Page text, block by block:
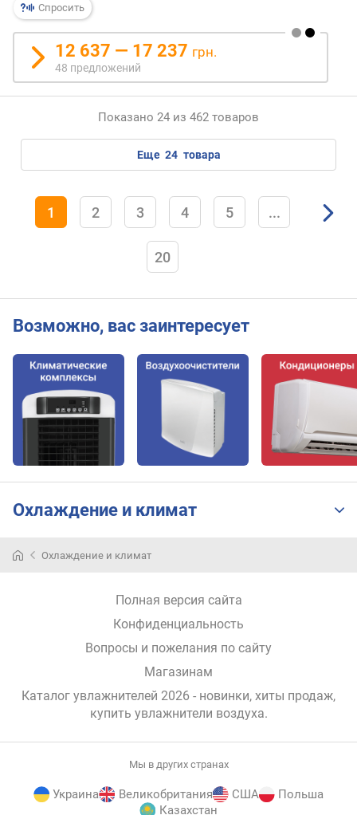
в
е
с
(
к
г
Спросить
12 637 — 17 237 грн.
48 предложений
Показано 24 из 462 товаров
еще 24 товара
1 2 3 4 5 ...
20
Возможно, вас заинтересует
Охлаждение и климат
Охлаждение и климат
Полная версия сайта
Конфиденциальность
Вопросы и пожелания по сайту
Магазинам
Каталог увлажнителей 2026 - новинки, хиты продаж,
купить увлажнители воздуха.
Мы в других странах
Украина Великобритания США
Польша
Казахстан